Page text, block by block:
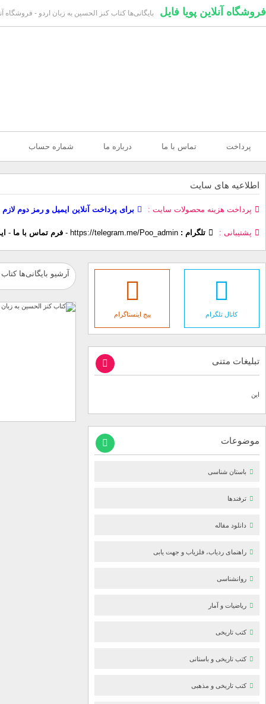
فروشگاه آنلاین پویا فایل بایگانی‌ها کتاب کنز الحسین به زبان اردو - فروشگاه
پرداخت تماس با ما درباره ما شماره حساب
اطلاعیه های سایت
پرداخت هزینه محصولات سایت برای پرداخت آنلاین ایمیل و رمز دوم
پشتیبانی تلگرام : https://telegram.me/Poo_admin
- فرم تماس با ما -
آرشیو بایگانی‌ها
کانال تلگرام پیج اینستاگرام
تبلیغات متنی
این
موضوعات
باستان شناسی
ترفندها
دانلود مقاله
راهنمای ردیاب، فلزیاب و جهت یابی
روانشناسی
ریاضیات و آمار
کتب تاریخی
کتب تاریخی و باستانی
کتب تاریخی و مذهبی